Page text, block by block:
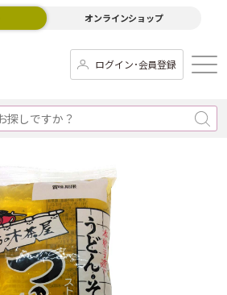
オンラインショップ
ログイン･会員登録